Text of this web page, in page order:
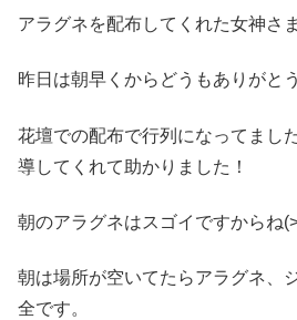
アラグネを配布してくれた女神さ
昨日は朝早くからどうもありがと
花壇での配布で行列になってまし
導してくれて助かりました！
朝のアラグネはスゴイですからね
朝は場所が空いてたらアラグネ、
全です。